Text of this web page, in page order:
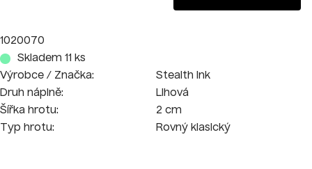
1020070
Skladem 11 ks
Výrobce / Značka:
Stealth Ink
Druh náplně:
Lihová
Šířka hrotu:
2 cm
Typ hrotu:
Rovný klasický